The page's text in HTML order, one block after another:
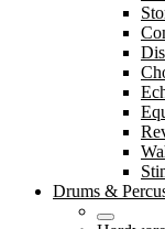
Drums &